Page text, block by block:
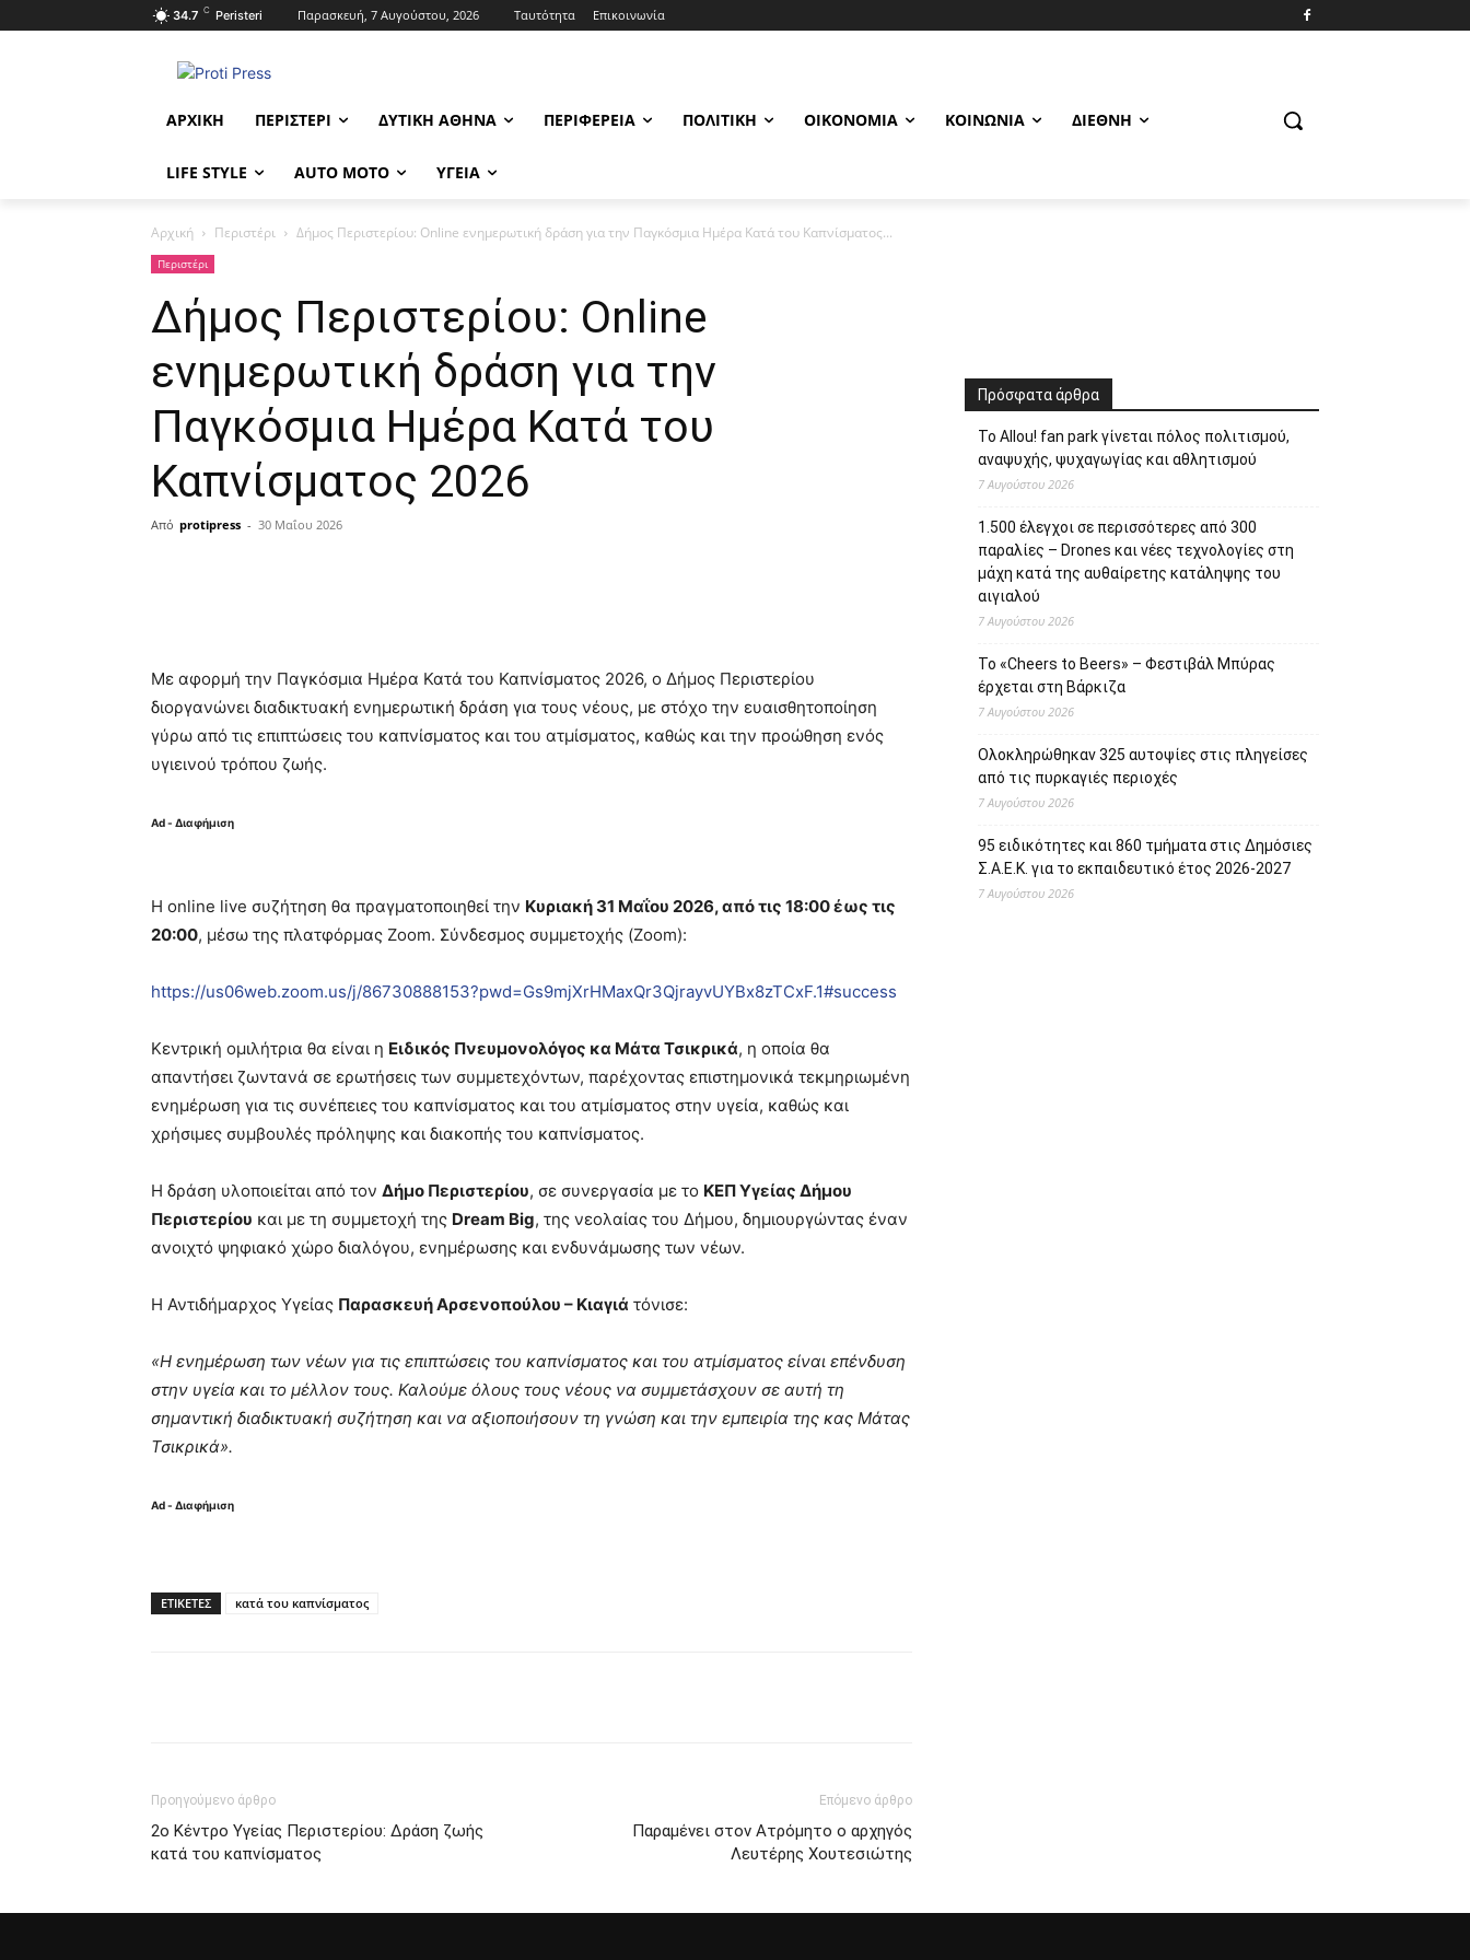
34.7 C Peristeri Παρασκευή, 7 Αυγούστου, 2026 Ταυτότητα Επικοινωνία
ΑΡΧΙΚΉ ΠΕΡΙΣΤΈΡΙ ΔΥΤΙΚΉ ΑΘΉΝΑ ΠΕΡΙΦΈΡΕΙΑ ΠΟΛΙΤΙΚΉ ΟΙΚΟΝΟΜΊΑ ΚΟΙΝΩΝΊΑ ΔΙΕΘΝΉ
LIFE STYLE AUTO MOTO ΥΓΕΊΑ
Αρχική Περιστέρι Δήμος Περιστερίου: Online ενημερωτική δράση για την Παγκόσμια Ημέρα Κατά του Καπνίσματος...
Περιστέρι
Δήμος Περιστερίου: Online
ενημερωτική δράση για την
Παγκόσμια Ημέρα Κατά του
Καπνίσματος 2026
Από protipress - 30 Μαΐου 2026
Με αφορμή την Παγκόσμια Ημέρα Κατά του Καπνίσματος 2026, ο Δήμος Περιστερίου
διοργανώνει διαδικτυακή ενημερωτική δράση για τους νέους, με στόχο την ευαισθητοποίηση
γύρω από τις επιπτώσεις του καπνίσματος και του ατμίσματος, καθώς και την προώθηση ενός
υγιεινού τρόπου ζωής.
Ad - Διαφήμιση
Η online live συζήτηση θα πραγματοποιηθεί την Κυριακή 31 Μαΐου 2026, από τις 18:00 έως τις
20:00, μέσω της πλατφόρμας Zoom. Σύνδεσμος συμμετοχής (Zoom):
https://us06web.zoom.us/j/86730888153?pwd=Gs9mjXrHMaxQr3QjrayvUYBx8zTCxF.1#success
Κεντρική ομιλήτρια θα είναι η Ειδικός Πνευμονολόγος κα Μάτα Τσικρικά, η οποία θα
απαντήσει ζωντανά σε ερωτήσεις των συμμετεχόντων, παρέχοντας επιστημονικά τεκμηριωμένη
ενημέρωση για τις συνέπειες του καπνίσματος και του ατμίσματος στην υγεία, καθώς και
χρήσιμες συμβουλές πρόληψης και διακοπής του καπνίσματος.
Η δράση υλοποιείται από τον Δήμο Περιστερίου, σε συνεργασία με το ΚΕΠ Υγείας Δήμου
Περιστερίου και με τη συμμετοχή της Dream Big, της νεολαίας του Δήμου, δημιουργώντας έναν
ανοιχτό ψηφιακό χώρο διαλόγου, ενημέρωσης και ενδυνάμωσης των νέων.
Η Αντιδήμαρχος Υγείας Παρασκευή Αρσενοπούλου – Κιαγιά τόνισε:
«Η ενημέρωση των νέων για τις επιπτώσεις του καπνίσματος και του ατμίσματος είναι επένδυση
στην υγεία και το μέλλον τους. Καλούμε όλους τους νέους να συμμετάσχουν σε αυτή τη
σημαντική διαδικτυακή συζήτηση και να αξιοποιήσουν τη γνώση και την εμπειρία της κας Μάτας
Τσικρικά».
Ad - Διαφήμιση
ΕΤΙΚΈΤΕΣ κατά του καπνίσματος
Προηγούμενο άρθρο
2ο Κέντρο Υγείας Περιστερίου: Δράση ζωής
κατά του καπνίσματος
Επόμενο άρθρο
Παραμένει στον Ατρόμητο ο αρχηγός
Λευτέρης Χουτεσιώτης
Πρόσφατα άρθρα
Το Allou! fan park γίνεται πόλος πολιτισμού,
αναψυχής, ψυχαγωγίας και αθλητισμού
7 Αυγούστου 2026
1.500 έλεγχοι σε περισσότερες από 300
παραλίες – Drones και νέες τεχνολογίες στη
μάχη κατά της αυθαίρετης κατάληψης του
αιγιαλού
7 Αυγούστου 2026
Το «Cheers to Beers» – Φεστιβάλ Μπύρας
έρχεται στη Βάρκιζα
7 Αυγούστου 2026
Ολοκληρώθηκαν 325 αυτοψίες στις πληγείσες
από τις πυρκαγιές περιοχές
7 Αυγούστου 2026
95 ειδικότητες και 860 τμήματα στις Δημόσιες
Σ.Α.Ε.Κ. για το εκπαιδευτικό έτος 2026-2027
7 Αυγούστου 2026